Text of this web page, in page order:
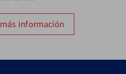
información